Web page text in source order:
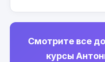
Смотрите все
курсы